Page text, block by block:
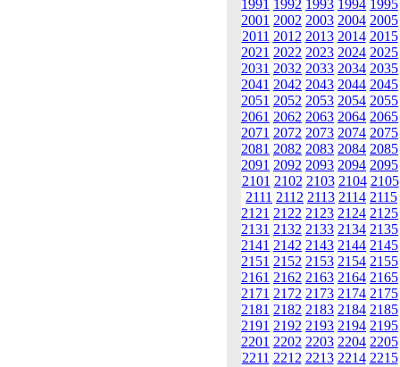
1991 1992 1993 1994 1995
2001 2002 2003 2004 2005
2011 2012 2013 2014 2015
2021 2022 2023 2024 2025
2031 2032 2033 2034 2035
2041 2042 2043 2044 2045
2051 2052 2053 2054 2055
2061 2062 2063 2064 2065
2071 2072 2073 2074 2075
2081 2082 2083 2084 2085
2091 2092 2093 2094 2095
2101 2102 2103 2104 2105
2111 2112 2113 2114 2115
2121 2122 2123 2124 2125
2131 2132 2133 2134 2135
2141 2142 2143 2144 2145
2151 2152 2153 2154 2155
2161 2162 2163 2164 2165
2171 2172 2173 2174 2175
2181 2182 2183 2184 2185
2191 2192 2193 2194 2195
2201 2202 2203 2204 2205
2211 2212 2213 2214 2215